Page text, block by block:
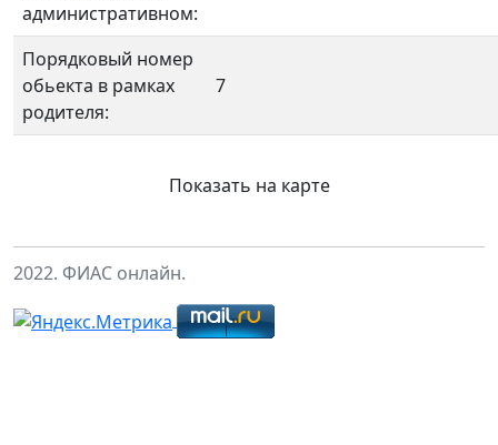
административном:
Порядковый номер
обьекта в рамках
родителя:
7
Показать на карте
2022. ФИАС онлайн.